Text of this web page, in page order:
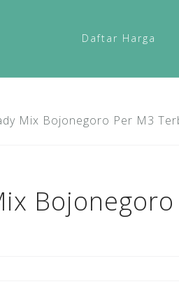
Daftar Harga
Mix Bojonegoro Per M3